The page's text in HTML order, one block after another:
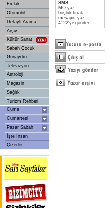
Emlak
Otomobil
Detaylı Arama
Arşiv
Kültür Sanat
Sabah Çocuk
Günaydın
Televizyon
Astroloji
Magazin
Sağlık
Turizm Rehberi
Cuma
Cumartesi
Pazar Sabah
İşte İnsan
Çizerler
SMS:
MO yaz
boşluk bırak
mesajını yaz
4122'ye gönder